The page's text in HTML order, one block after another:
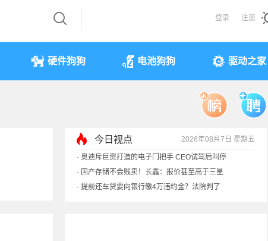
登录 注册
硬件狗狗 电池狗狗 驱动之家
今日视点 2026年08月7日 星期五
· 奥迪斥巨资打造的电子门把手 CEO试驾后叫停
· 国产存储不会贱卖！长鑫：报价甚至高于三星
· 提前还车贷要向银行缴4万违约金？法院判了